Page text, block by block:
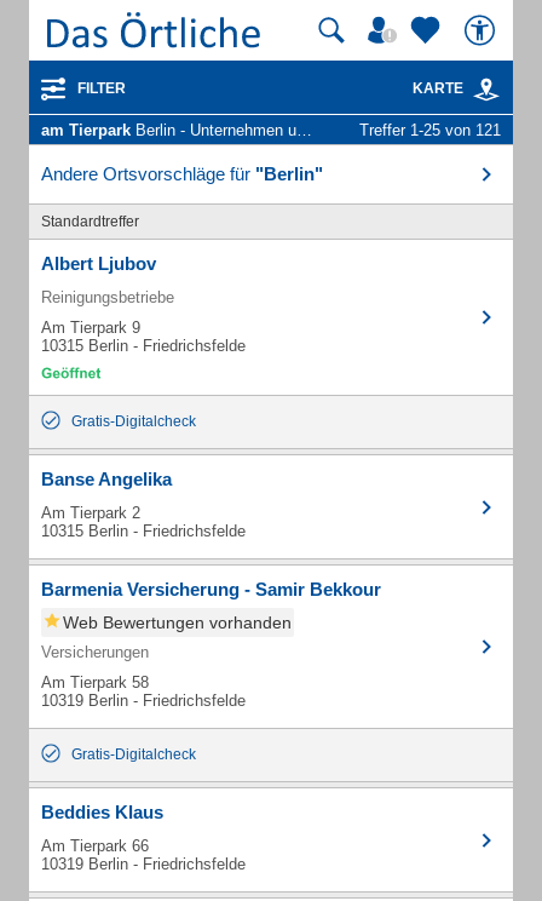
FILTER KARTE
am Tierpark Berlin - Unternehmen und Personen Treffer 1-25 von 121
Andere Ortsvorschläge für "Berlin"
Standardtreffer
Albert Ljubov
Reinigungsbetriebe
Am Tierpark 9
10315 Berlin - Friedrichsfelde
Gratis-Digitalcheck
Banse Angelika
Am Tierpark 2
10315 Berlin - Friedrichsfelde
Barmenia Versicherung - Samir Bekkour
Web Bewertungen vorhanden
Versicherungen
Am Tierpark 58
10319 Berlin - Friedrichsfelde
Gratis-Digitalcheck
Beddies Klaus
Am Tierpark 66
10319 Berlin - Friedrichsfelde